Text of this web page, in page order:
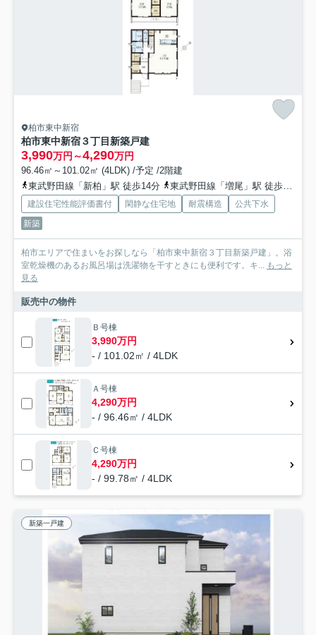
柏市東中新宿
柏市東中新宿３丁目新築戸建
3,990万円～4,290万円
96.46㎡～101.02㎡ (4LDK) /予定 /2階建
東武野田線「新柏」駅 徒歩14分
東武野田線「増尾」駅 徒歩20分
建設住宅性能評価書付 閑静な住宅地 耐震構造
公共下水
新築
柏市エリアで住まいをお探しなら「柏市東中新宿３丁目新築戸建」。浴
室乾燥機のあるお風呂場は洗濯物を干すときにも便利です。キ... もっと
見る
販売中の物件
Ｂ号棟
3,990万円
- / 101.02㎡ / 4LDK
Ａ号棟
4,290万円
- / 96.46㎡ / 4LDK
Ｃ号棟
4,290万円
- / 99.78㎡ / 4LDK
新築一戸建